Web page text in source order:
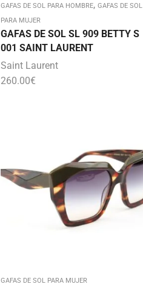
GAFAS DE SOL PARA HOMBRE, GAFAS DE SOL
PARA MUJER
GAFAS DE SOL SL 909 BETTY S
001 SAINT LAURENT
Saint Laurent
260.00€
GAFAS DE SOL PARA MUJER